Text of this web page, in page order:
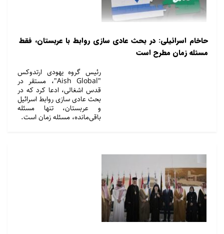
حاخام اسرائیلی: در بحث عادی سازی روابط با عربستان، فقط
مسئله زمان مطرح است
رئیس گروه یهودی ارتدوکس
"Aish Global"، مستقر در
قدس اشغالی، ادعا کرد که در
بحث عادی سازی روابط اسرائیل
و عربستان، تنها مسئله
باقی‌مانده، مسئله زمان است.